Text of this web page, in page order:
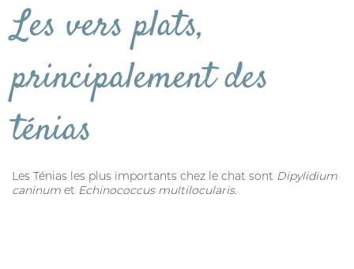
Les vers plats,
principalement des
ténias
Les Ténias les plus importants chez le chat sont Dipylidium
caninum et Echinococcus multilocularis.